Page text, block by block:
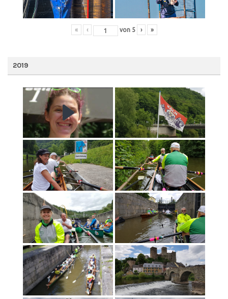
« ‹ von 5 › »
2019